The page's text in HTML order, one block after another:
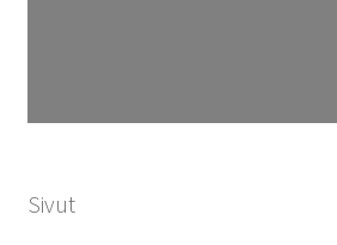
Sivut